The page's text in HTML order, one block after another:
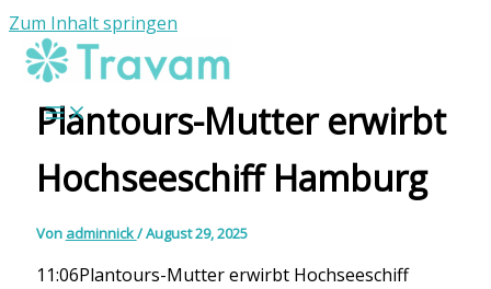
Zum Inhalt springen
Plantours-Mutter erwirbt
Hochseeschiff Hamburg
Von adminnick/August 29, 2025
11:06Plantours-Mutter erwirbt Hochseeschiff